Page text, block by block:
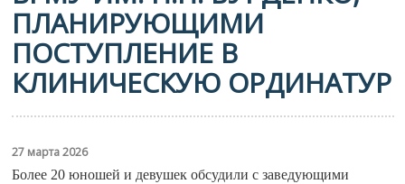
ПЛАНИРУЮЩИМИ
ПОСТУПЛЕНИЕ В
КЛИНИЧЕСКУЮ ОРДИНАТУР
27 марта 2026
Более 20 юношей и девушек обсудили с заведующими